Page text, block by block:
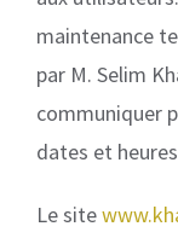
maintenance
par M. Selim
communiquer
dates et
Le site